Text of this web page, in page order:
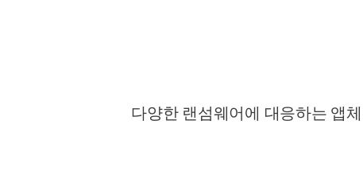
다양한 랜섬웨어에 대응하는 앱